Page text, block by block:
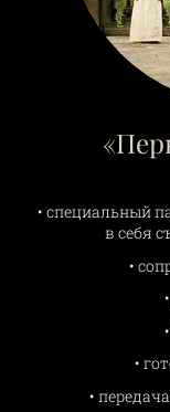
• специальный
в себя
•
•
•